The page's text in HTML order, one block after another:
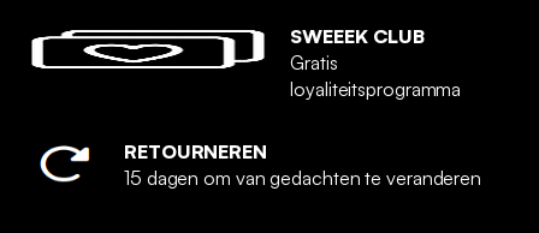
SWEEEK CLUB
Gratis
loyaliteitsprogramma
RETOURNEREN
15 dagen om van gedachten te veranderen